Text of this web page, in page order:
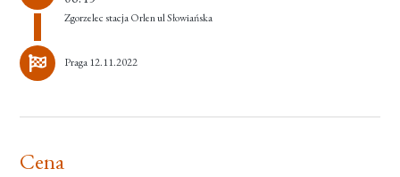
Zgorzelec stacja Orlen ul Słowiańska
Praga 12.11.2022
Cena